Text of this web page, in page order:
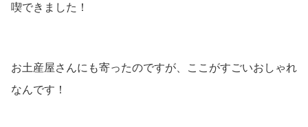
喫できました！
お土産屋さんにも寄ったのですが、ここがすごいおしゃれ
なんです！